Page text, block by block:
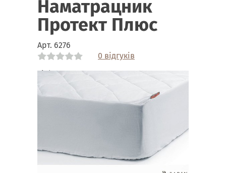
Наматрацник
Протект Плюс
Арт. 6276
0 відгуків
Link
Link